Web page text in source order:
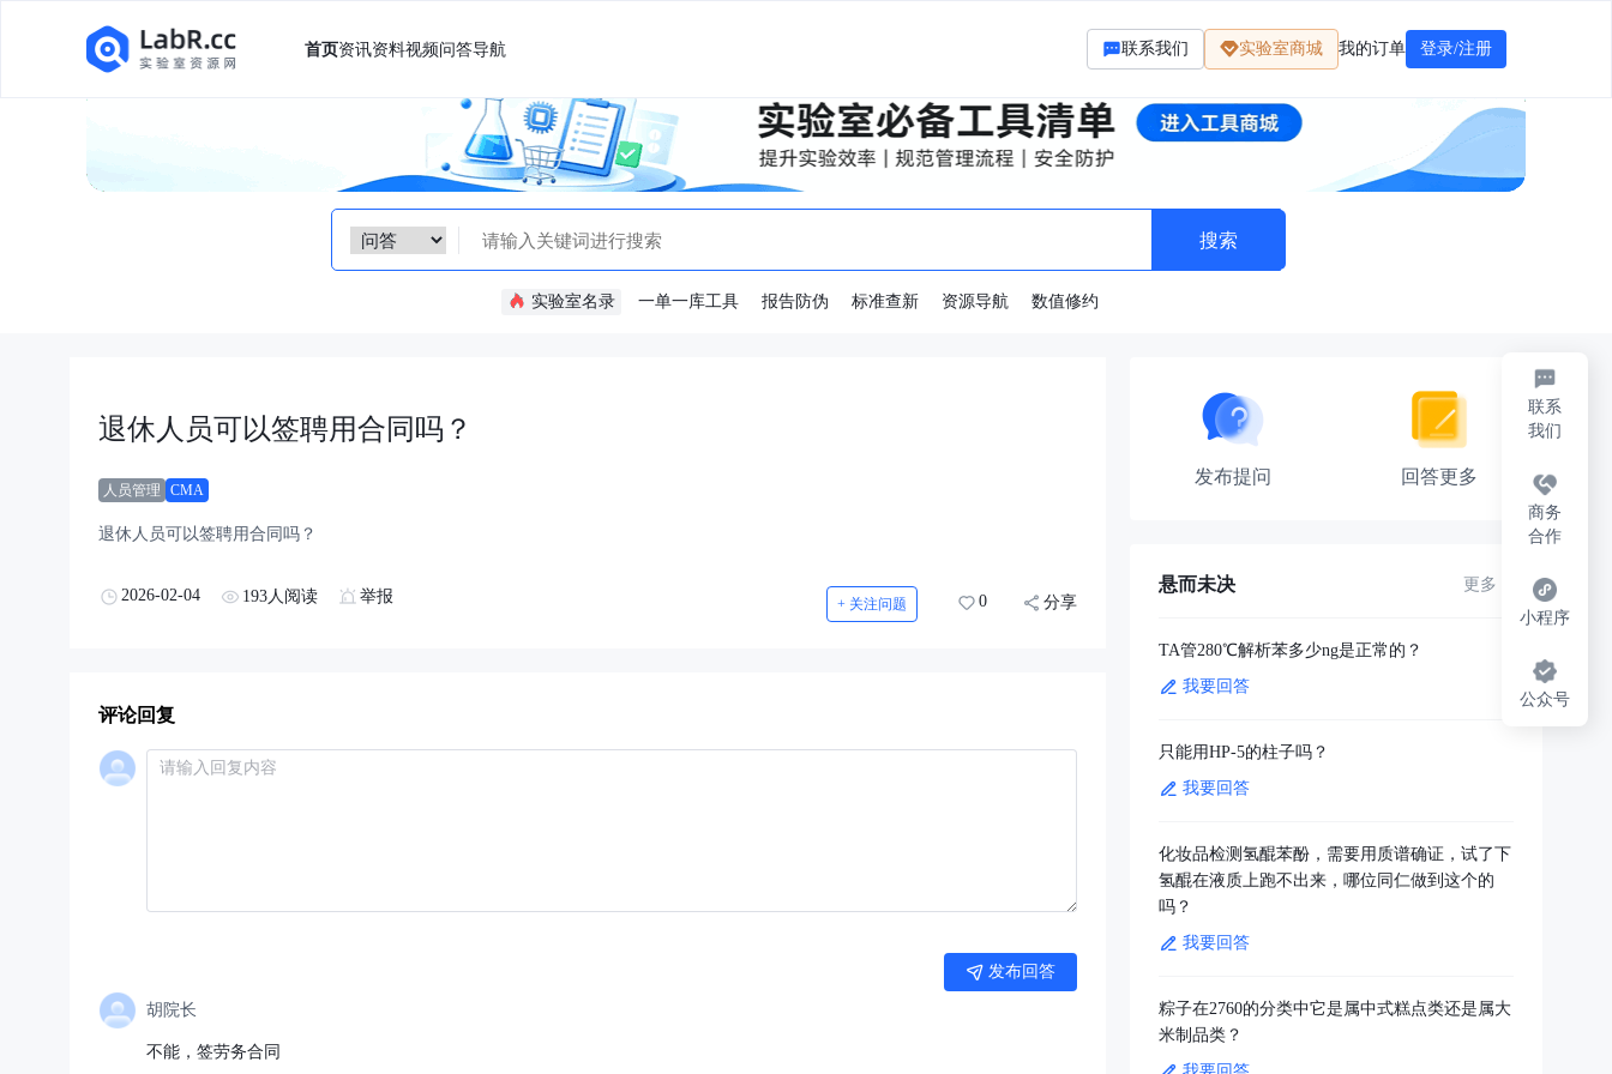
首页资讯资料视频问答导航 联系我们 实验室商城 我的订单 登录/注册
实验室名录 一单一库工具 报告防伪 标准查新 资源导航 数值修约
退休人员可以签聘用合同吗？
人员管理 CMA
退休人员可以签聘用合同吗？
2026-02-04 193人阅读 举报 + 关注问题 0 分享
评论回复
发布回答
胡院长
不能，签劳务合同
发布提问 回答更多
悬而未决 更多
TA管280℃解析苯多少ng是正常的？
我要回答
只能用HP-5的柱子吗？
我要回答
化妆品检测氢醌苯酚，需要用质谱确证，试了下
氢醌在液质上跑不出来，哪位同仁做到这个的
吗？
我要回答
粽子在2760的分类中它是属中式糕点类还是属大
米制品类？
联系
我们
商务
合作
小程序
公众号